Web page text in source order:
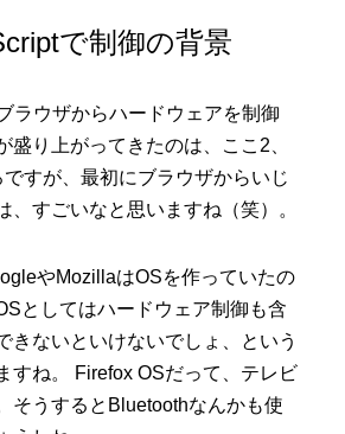
で制御の背景
ラウザからハードウェアを制御
盛り上がってきたのは、ここ2、
すが、最初にブラウザからいじ
、すごいなと思いますね（笑）。
やMozillaはOSを作っていたの
としてはハードウェア制御も含
きないといけないでしょ、という
すね。 Firefox OSだって、テレビ
そうするとBluetoothなんかも使